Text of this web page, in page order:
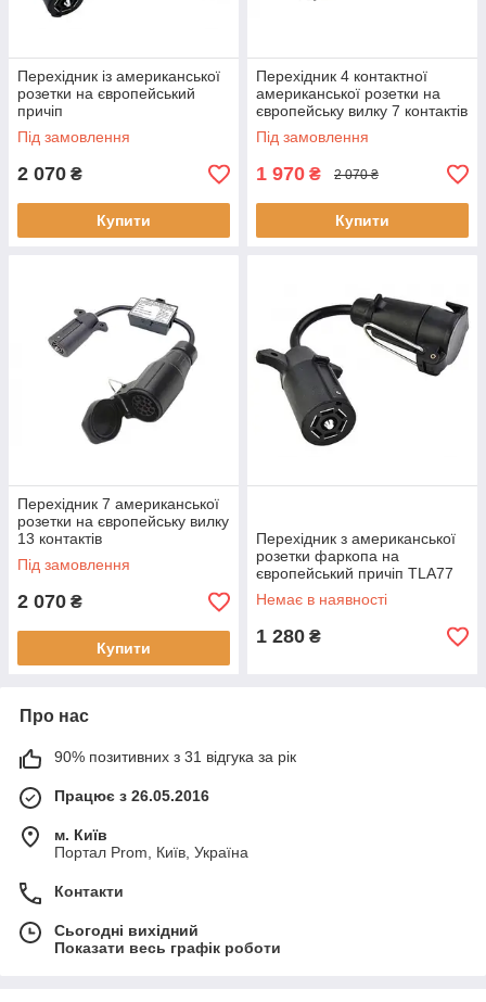
Перехідник із американської
розетки на європейський
причіп
Під замовлення
2 070 ₴
Купити
Перехідник 4 контактної
американської розетки на
європейську вилку 7 контактів
Під замовлення
1 970 ₴ 2 070 ₴
Купити
Перехідник 7 американської
розетки на європейську вилку
13 контактів
Під замовлення
2 070 ₴
Купити
Перехідник з американської
розетки фаркопа на
європейський причіп TLA77
Немає в наявності
1 280 ₴
Про нас
90% позитивних з 31 відгука за рік
Працює з 26.05.2016
м. Київ
Портал Prom, Київ, Україна
Контакти
Сьогодні вихідний
Показати весь графік роботи